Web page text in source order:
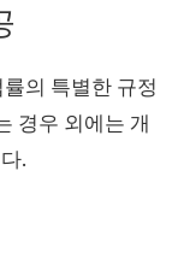
의 특별한 규정
경우 외에는 개
.